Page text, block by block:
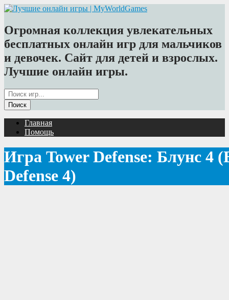
Огромная коллекция увлекательных
бесплатных онлайн игр для мальчиков
и девочек. Сайт для детей и взрослых.
Лучшие онлайн игры.
Главная
Помощь
Игра Tower Defense: Блунс 4
Defense 4)